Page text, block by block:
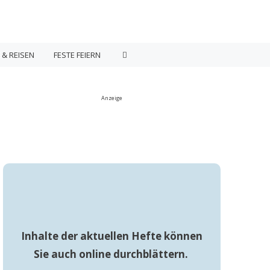
REISEN FESTE FEIERN
Anzeige
Inhalte der aktuellen Hefte können
Sie auch online durchblättern.